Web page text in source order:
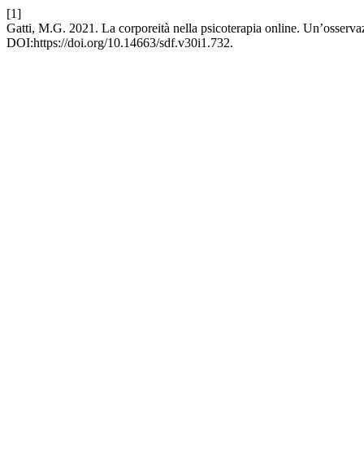
[1]
Gatti, M.G. 2021. La corporeità nella psicoterapia online.
DOI:https://doi.org/10.14663/sdf.v30i1.732.